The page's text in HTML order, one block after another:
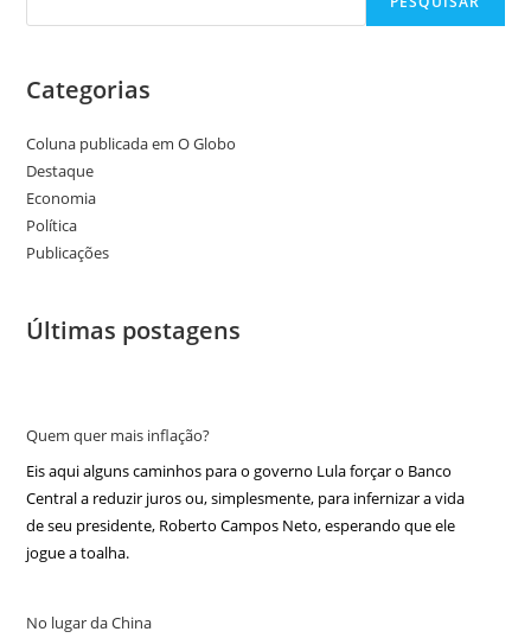
Categorias
Coluna publicada em O Globo
Destaque
Economia
Política
Publicações
Últimas postagens
Quem quer mais inflação?
Eis aqui alguns caminhos para o governo Lula forçar o Banco
Central a reduzir juros ou, simplesmente, para infernizar a vida
de seu presidente, Roberto Campos Neto, esperando que ele
jogue a toalha.
No lugar da China